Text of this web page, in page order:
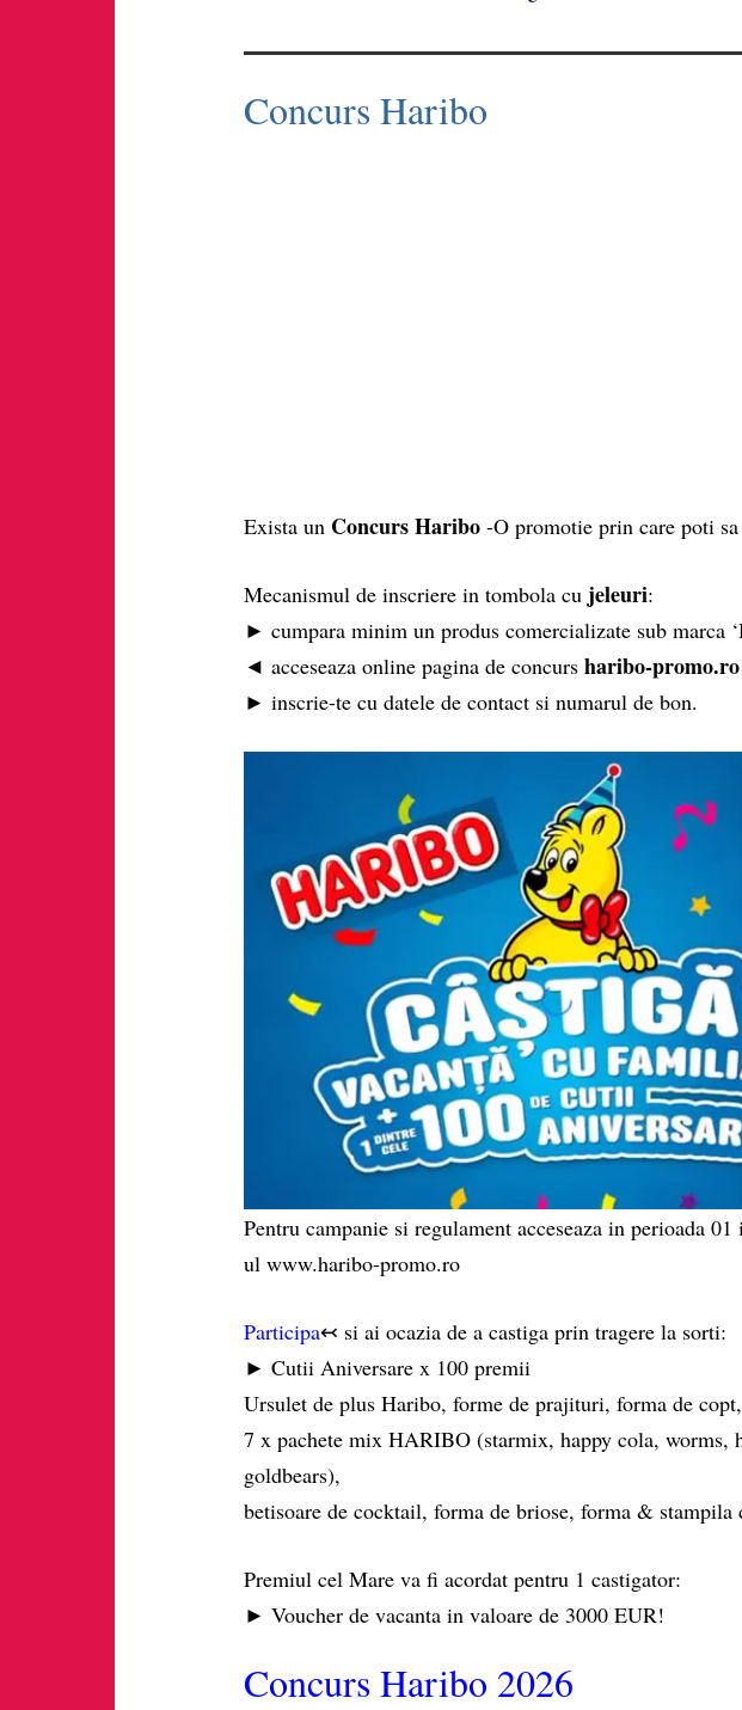
Concurs Haribo
Exista un Concurs Haribo-O promotie prin care poti
Mecanismul de inscriere in tombola cu jeleuri:
► cumpara minim un produs comercializate sub marca
◄ acceseaza online pagina de concurs haribo-promo.ro
► inscrie-te cu datele de contact si numarul de bon.
Pentru campanie si regulament acceseaza in perioada
ul www.haribo-promo.ro
Participa↢ si ai ocazia de a castiga prin tragere la sorti:
► Cutii Aniversare x 100 premii
Ursulet de plus Haribo, forme de prajituri, forma de
7 x pachete mix HARIBO (starmix, happy cola, worms,
goldbears),
betisoare de cocktail, forma de briose, forma & stampila
Premiul cel Mare va fi acordat pentru 1 castigator:
► Voucher de vacanta in valoare de 3000 EUR!
Concurs Haribo 2026